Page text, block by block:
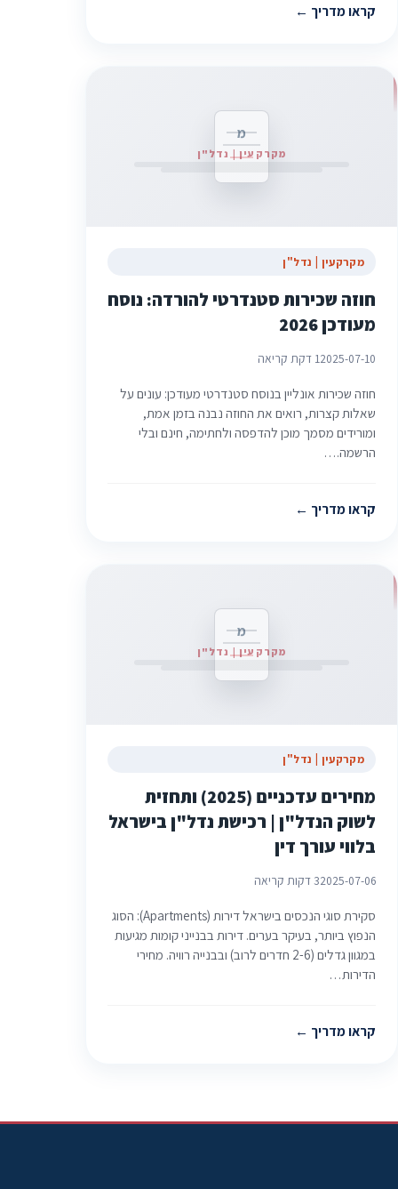
קראו מדריך
מ
מקרקעין | נדל"ן
מקרקעין | נדל"ן
חוזה שכירות סטנדרטי להורדה: נוסח
מעודכן 2026
2025-07-101 דקת קריאה
חוזה שכירות אונליין בנוסח סטנדרטי מעודכן: עונים על
שאלות קצרות, רואים את החוזה נבנה בזמן אמת,
ומורידים מסמך מוכן להדפסה ולחתימה, חינם ובלי
הרשמה.…
קראו מדריך
מ
מקרקעין | נדל"ן
מקרקעין | נדל"ן
מחירים עדכניים (2025) ותחזית
לשוק הנדל"ן | רכישת נדל"ן בישראל
בלווי עורך דין
2025-07-063 דקות קריאה
סקירת סוגי הנכסים בישראל דירות (Apartments): הסוג
הנפוץ ביותר, בעיקר בערים. דירות בבנייני קומות מגיעות
במגוון גדלים (2-6 חדרים לרוב) ובבנייה רוויה. מחירי
הדירות…
קראו מדריך